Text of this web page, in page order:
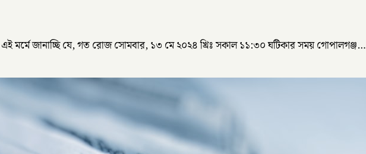
এই মর্মে জানাচ্ছি যে, গত রোজ সোমবার, ১৩ মে ২০২৪ খ্রিঃ সকাল ১১:৩০ ঘটিকার সময় গোপালগঞ্জ…